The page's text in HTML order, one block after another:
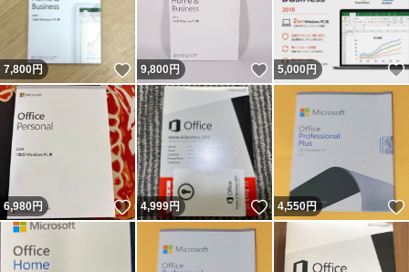
7,800円 いいね！
9,800円 いいね！
5,000円
6,980円 いいね！
4,999円 いいね！
4,550円